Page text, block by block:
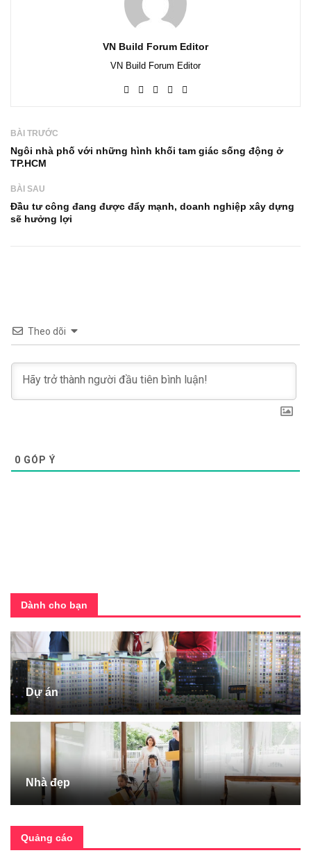
VN Build Forum Editor
VN Build Forum Editor
BÀI TRƯỚC
Ngôi nhà phố với những hình khối tam giác sống động ở
TP.HCM
BÀI SAU
Đầu tư công đang được đẩy mạnh, doanh nghiệp xây dựng
sẽ hưởng lợi
Theo dõi
0 GÓP Ý
Dành cho bạn
Dự án
Nhà đẹp
Quảng cáo